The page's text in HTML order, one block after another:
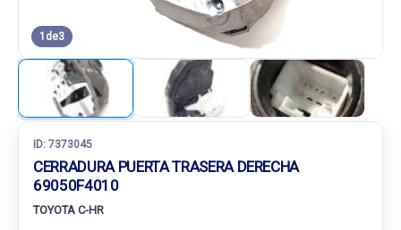
1 de3
ID: 7373045
CERRADURA PUERTA TRASERA DERECHA
69050F4010
TOYOTA C-HR